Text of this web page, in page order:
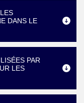
DANS LE
PAR
LES